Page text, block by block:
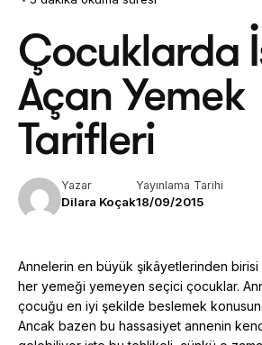
Çocuklarda
Açan Yemek
Tarifleri
Yazar
Dilara Koçak
Yayınlama Tarihi
18/09/2015
Annelerin en büyük şikâyetlerinden birisi
her yemeği yemeyen seçici çocuklar.
çocuğu en iyi şekilde beslemek
Ancak bazen bu hassasiyet annenin